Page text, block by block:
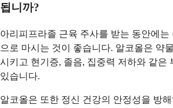
됩니까?
아리피프라졸 근육 주사를 받는 동안에
으로 마시는 것이 좋습니다. 알코올은 약
시키고 현기증, 졸음, 집중력 저하와 같은
있습니다.
알코올은 또한 정신 건강의 안정성을 방